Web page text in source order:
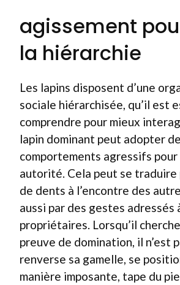
agissement
la hiérarchie
Les lapins disposent d’une
sociale hiérarchisée, qu’il est
comprendre pour mieux
lapin dominant peut adopter
comportements agressifs
autorité. Cela peut se traduire
de dents à l’encontre des
aussi par des gestes adres­sés
propriétaires. Lorsqu’il
preuve de domination, il n’est
renverse sa gamelle, se
manière imposante, tape du